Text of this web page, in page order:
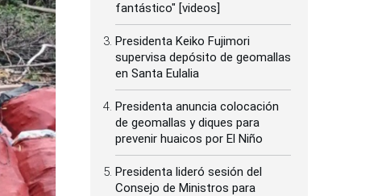
fantástico" [videos]
Presidenta Keiko Fujimori
supervisa depósito de geomallas
en Santa Eulalia
Presidenta anuncia colocación
de geomallas y diques para
prevenir huaicos por El Niño
Presidenta lideró sesión del
Consejo de Ministros para